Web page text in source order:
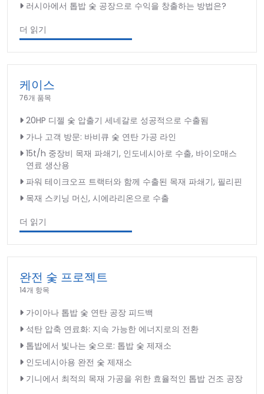
러시아에서 톱밥 숯 공장으로 수익을 창출하는 방법은?
더 읽기
케이스
76개 품목
20HP 디젤 숯 압출기 세네갈로 성공적으로 수출됨
가나 고객 방문: 바비큐 숯 연탄 가공 라인
15t/h 중장비 목재 파쇄기, 인도네시아로 수출, 바이오매스
연료 생산용
파워 테이크오프 트랙터와 함께 수출된 목재 파쇄기, 필리핀
목재 스키닝 머신, 시에라리온으로 수출
더 읽기
완전 숯 프로젝트
14개 항목
가이아나 톱밥 숯 연탄 공장 피드백
석탄 압축 연료화: 지속 가능한 에너지로의 전환
톱밥에서 빛나는 숯으로: 톱밥 숯 제재소
인도네시아용 완전 숯 제재소
기니에서 최적의 목재 가공을 위한 효율적인 톱밥 건조 공장